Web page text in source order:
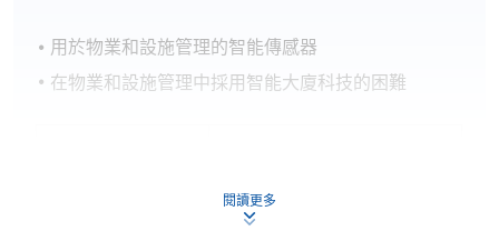
用於物業和設施管理的智能傳感器
在物業和設施管理中採用智能大廈科技的困難
閱讀更多